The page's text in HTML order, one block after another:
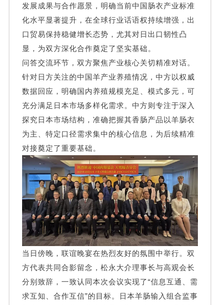
发展成果与合作愿景，明确当前中国肠衣产业标准
化水平显著提升，在全球行业话语权持续增强，出
口贸易保持稳健增长态势，尤其对日出口韧性凸
显，为双方深化合作奠定了坚实基础。
问答交流环节，双方聚焦产业核心关切精准对话。
针对日方关注的中国羊产业养殖情况，中方以权威
数据回应，明确国内养殖规模充足、模式多元，可
充分满足日本市场多样化需求。中方则专注于深入
探究日本市场结构，准确把握其香肠产品以羊肠衣
为主、特定口径需求集中的核心信息，为后续精准
对接奠定了重要基础。
当日傍晚，联谊晚宴在热烈友好的氛围中举行。双
方代表共同合影留念，松永大介理事长与高观会长
分别致辞，一致认同本次会议实现了“信息互通、需
求互知、合作互信”的目标。日本羊肠输入组合监事